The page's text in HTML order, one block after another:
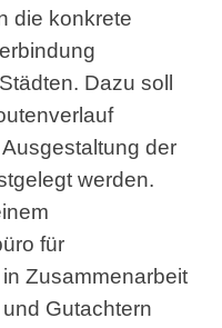
die konkrete
Dazu soll
der
werden.
für
Zusammenarbeit
Gutachtern